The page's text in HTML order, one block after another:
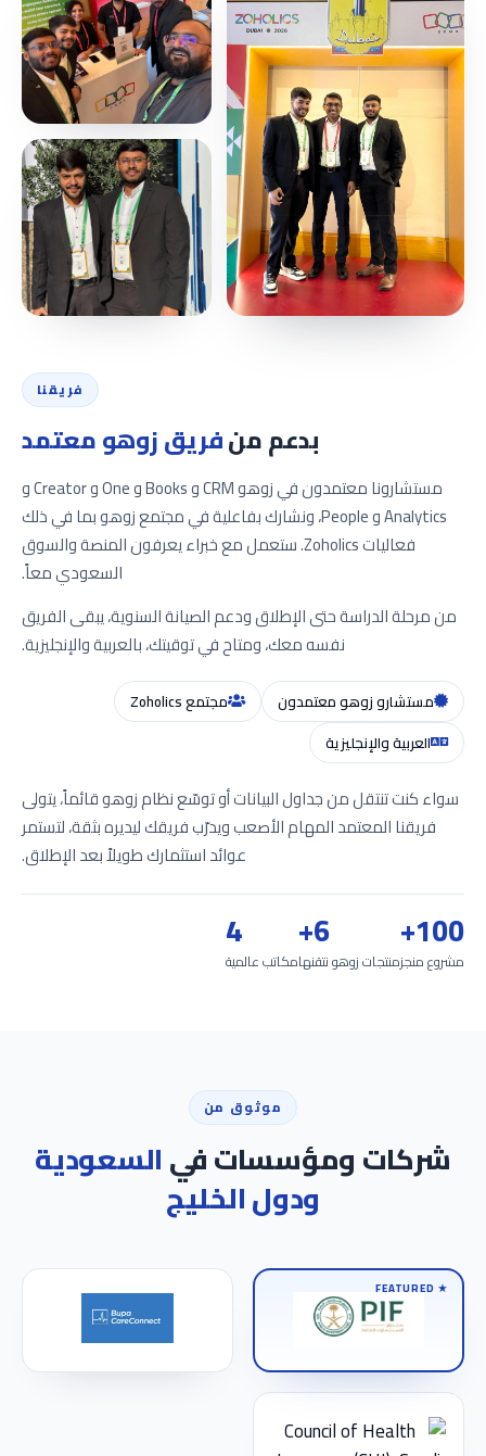
فريقنا
بدعم منفريق زوهو معتمد
مستشارونا معتمدون في زوهو CRM و Books و One و Creator و
Analytics و People، ونشارك بفاعلية في مجتمع زوهو بما في ذلك
فعاليات Zoholics. ستعمل مع خبراء يعرفون المنصة والسوق
السعودي معاً.
من مرحلة الدراسة حتى الإطلاق ودعم الصيانة السنوية، يبقى الفريق
نفسه معك، ومتاح في توقيتك، بالعربية والإنجليزية.
مستشارو زوهو معتمدون
مجتمع Zoholics
العربية والإنجليزية
سواء كنت تنتقل من جداول البيانات أو توسّع نظام زوهو قائماً، يتولى
فريقنا المعتمد المهام الأصعب ويدرّب فريقك ليديره بثقة، لتستمر
عوائد استثمارك طويلاً بعد الإطلاق.
100+
مشروع منجز
6+
منتجات زوهو نتقنها
4
مكاتب عالمية
موثوق من
شركات ومؤسسات فيالسعودية
ودول الخليج
★ FEATURED